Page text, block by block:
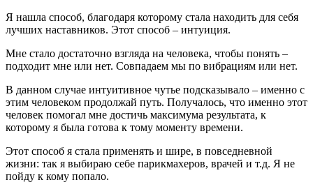
Я нашла способ, благодаря которому стала находить для себя
лучших наставников. Этот способ – интуиция.
Мне стало достаточно взгляда на человека, чтобы понять –
подходит мне или нет. Совпадаем мы по вибрациям или нет.
В данном случае интуитивное чутье подсказывало – именно с
этим человеком продолжай путь. Получалось, что именно этот
человек помогал мне достичь максимума результата, к
которому я была готова к тому моменту времени.
Этот способ я стала применять и шире, в повседневной
жизни: так я выбираю себе парикмахеров, врачей и т.д. Я не
пойду к кому попало.